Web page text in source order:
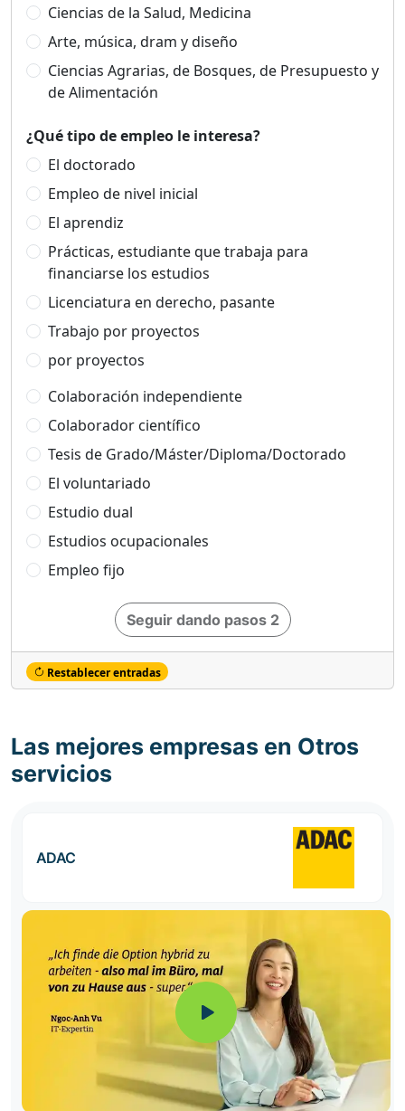
Ciencias de la Salud, Medicina
Arte, música, dram y diseño
Ciencias Agrarias, de Bosques, de Presupuesto y
de Alimentación
¿Qué tipo de empleo le interesa?
El doctorado
Empleo de nivel inicial
El aprendiz
Prácticas, estudiante que trabaja para
financiarse los estudios
Licenciatura en derecho, pasante
Trabajo por proyectos
por proyectos
Colaboración independiente
Colaborador científico
Tesis de Grado/Máster/Diploma/Doctorado
El voluntariado
Estudio dual
Estudios ocupacionales
Empleo fijo
Seguir dando pasos 2
Restablecer entradas
Las mejores empresas en Otros
servicios
ADAC